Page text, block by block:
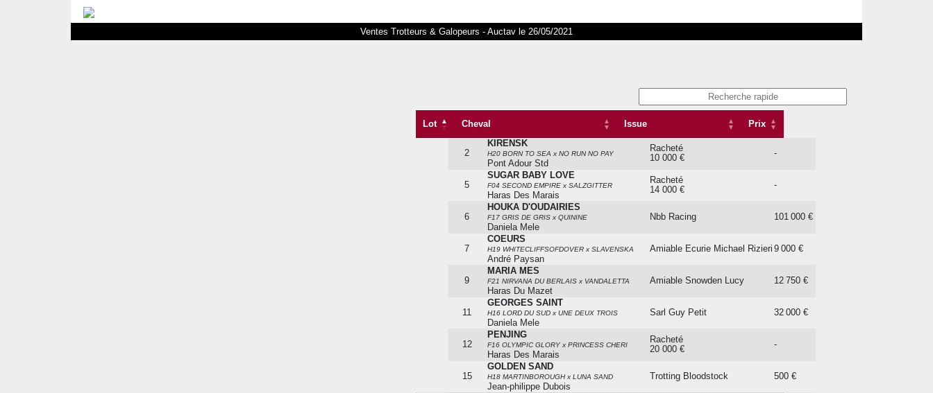
Ventes Trotteurs & Galopeurs - Auctav le 26/05/2021
Lot Cheval Issue
Prix
Cheval Issue
2
KIRENSK
H20 BORN TO SEA x NO RUN NO PAY
Pont Adour Std
Racheté
10 000 €
-
5
SUGAR BABY LOVE
F04 SECOND EMPIRE x SALZGITTER
Haras Des Marais
Racheté
14 000 €
-
6
HOUKA D'OUDAIRIES
F17 GRIS DE GRIS x QUININE
Daniela Mele
Nbb Racing 101 000 €
7
COEURS
H19 WHITECLIFFSOFDOVER x SLAVENSKA
André Paysan
Amiable Ecurie Michael Rizieri 9 000 €
9
MARIA MES
F21 NIRVANA DU BERLAIS x VANDALETTA
Haras Du Mazet
Amiable Snowden Lucy 12 750 €
11
GEORGES SAINT
H16 LORD DU SUD x UNE DEUX TROIS
Daniela Mele
Sarl Guy Petit 32 000 €
12
PENJING
F16 OLYMPIC GLORY x PRINCESS CHERI
Haras Des Marais
Racheté
20 000 €
-
15
GOLDEN SAND
H18 MARTINBOROUGH x LUNA SAND
Jean-philippe Dubois
Trotting Bloodstock 500 €